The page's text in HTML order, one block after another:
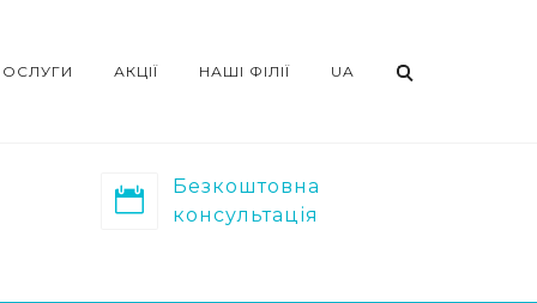
АКЦІЇ НАШІ ФІЛІЇ UA
Безкоштовна
консультація